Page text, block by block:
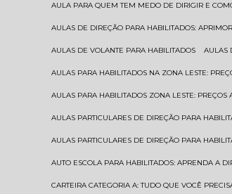
AULA PARA QUEM TEM MEDO DE DIRIGIR E
AULAS DE DIREÇÃO PARA HABILITADOS:
AULAS DE VOLANTE PARA HABILITADOS
AULAS PARA HABILITADOS NA ZONA LESTE:
AULAS PARA HABILITADOS ZONA LESTE: PREÇOS
AULAS PARTICULARES DE DIREÇÃO PARA
AULAS PARTICULARES DE DIREÇÃO PARA
AUTO ESCOLA PARA HABILITADOS: APRENDA A
CARTEIRA CATEGORIA A: TUDO QUE VOCÊ